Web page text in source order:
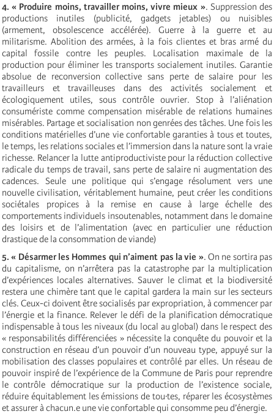
4. « Produire moins, travailler moins, vivre mieux ». Suppression des
productions inutiles (publicité, gadgets jetables) ou nuisibles
(armement, obsolescence accélérée). Guerre à la guerre et au
militarisme. Abolition des armées, à la fois clientes et bras armé du
capital fossile contre les peuples. Localisation maximale de la
production pour éliminer les transports socialement inutiles. Garantie
absolue de reconversion collective sans perte de salaire pour les
travailleurs et travailleuses dans des activités socialement et
écologiquement utiles, sous contrôle ouvrier. Stop à l’aliénation
consumériste comme compensation misérable de relations humaines
misérables. Partage et socialisation non genrées des tâches. Une fois les
conditions matérielles d’une vie confortable garanties à tous et toutes,
le temps, les relations sociales et l’immersion dans la nature sont la vraie
richesse. Relancer la lutte antiproductiviste pour la réduction collective
radicale du temps de travail, sans perte de salaire ni augmentation des
cadences. Seule une politique qui s’engage résolument vers une
nouvelle civilisation, véritablement humaine, peut créer les conditions
sociétales propices à la remise en cause à large échelle des
comportements individuels insoutenables, notamment dans le domaine
des loisirs et de l’alimentation (avec en particulier une réduction
drastique de la consommation de viande)
5. « Désarmer les Hommes qui n’aiment pas la vie ». On ne sortira pas
du capitalisme, on n’arrêtera pas la catastrophe par la multiplication
d’expériences locales alternatives. Sauver le climat et la biodiversité
restera une chimère tant que le capital gardera la main sur les secteurs
clés. Ceux-ci doivent être socialisés par expropriation, à commencer par
l’énergie et la finance. Relever le défi de la planification démocratique
indispensable à tous les niveaux (du local au global) dans le respect des
« responsabilités différenciées » nécessite la conquête du pouvoir et la
construction en réseau d’un pouvoir d’un nouveau type, appuyé sur la
mobilisation des classes populaires et contrôlé par elles. Un réseau de
pouvoir inspiré de l’expérience de la Commune de Paris pour reprendre
le contrôle démocratique sur la production de l’existence sociale,
réduire équitablement les émissions de tou·tes, réparer les écosystèmes
et assurer à chacun.e une vie confortable qui consomme peu d’énergie.